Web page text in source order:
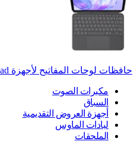
حافظات لوحات المفاتيح لأجهزة ‏iPad
مكبرات الصوت
السباق
أجهزة العروض التقديمية
لبادات الماوس
الملحقات